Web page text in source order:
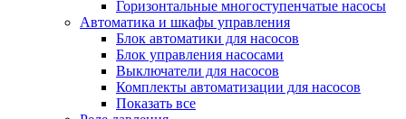
Горизонтальные многоступенчатые насосы
Автоматика и шкафы управления
Блок автоматики для насосов
Блок управления насосами
Выключатели для насосов
Комплекты автоматизации для насосов
Показать все